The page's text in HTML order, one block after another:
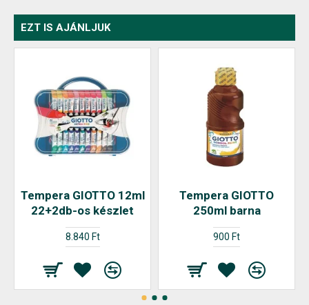
EZT IS AJÁNLJUK
Tempera GIOTTO 12ml
22+2db-os készlet
8.840 Ft
Tempera GIOTTO
250ml barna
900 Ft